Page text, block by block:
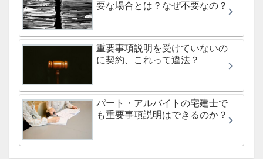
要な場合とは？なぜ不要なの？
重要事項説明を受けていないの
に契約、これって違法？
パート・アルバイトの宅建士で
も重要事項説明はできるのか？